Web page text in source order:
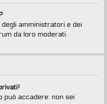
amministratori e dei
da loro moderati.
può accadere: non sei